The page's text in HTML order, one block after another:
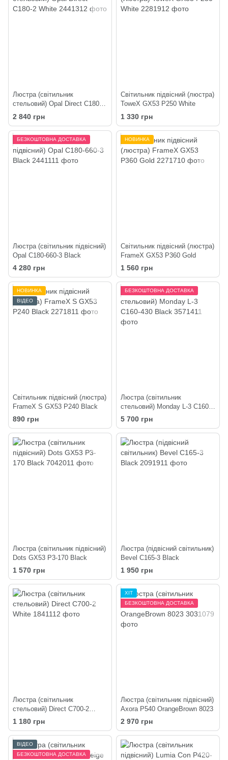
Люстра (світильник
стельовий) Opal Direct C180-2
White
2 840 грн
Світильник підвісний (люстра)
ToweX GX53 P250 White
1 330 грн
БЕЗКОШТОВНА ДОСТАВКА
Люстра (світильник підвісний)
Opal C180-660-3 Black
4 280 грн
НОВИНКА
Світильник підвісний (люстра)
FrameX GX53 P360 Gold
1 560 грн
НОВИНКА
ВІДЕО
Світильник підвісний (люстра)
FrameX S GX53 P240 Black
890 грн
БЕЗКОШТОВНА ДОСТАВКА
Люстра (світильник
стельовий) Monday L-3 C160-
430 Black
5 700 грн
Люстра (світильник підвісний)
Dots GX53 P3-170 Black
1 570 грн
Люстра (підвісний світильник)
Bevel C165-3 Black
1 950 грн
Люстра (світильник
стельовий) Direct C700-2
White
1 180 грн
ХІТ
БЕЗКОШТОВНА ДОСТАВКА
Люстра (світильник підвісний)
Axora P540 OrangeBrown 8023
2 970 грн
ВІДЕО
БЕЗКОШТОВНА ДОСТАВКА